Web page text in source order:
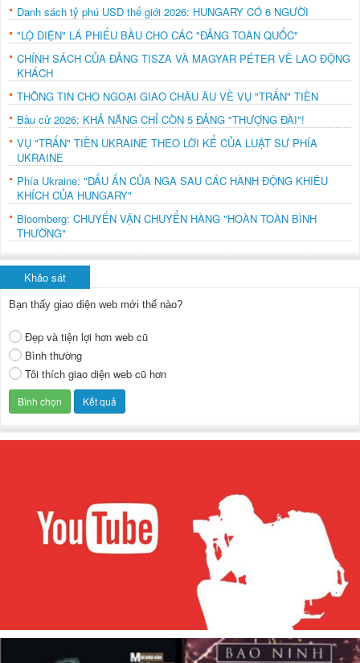
Danh sách tỷ phú USD thế giới 2026: HUNGARY CÓ 6 NGƯỜI
"LỘ DIỆN" LÁ PHIẾU BẦU CHO CÁC "ĐẢNG TOÀN QUỐC"
CHÍNH SÁCH CỦA ĐẢNG TISZA VÀ MAGYAR PÉTER VỀ LAO ĐỘNG
KHÁCH
THÔNG TIN CHO NGOẠI GIAO CHÂU ÂU VỀ VỤ "TRẤN" TIỀN
Bầu cử 2026: KHẢ NĂNG CHỈ CÒN 5 ĐẢNG "THƯỢNG ĐÀI"!
VỤ "TRẤN" TIỀN UKRAINE THEO LỜI KỂ CỦA LUẬT SƯ PHÍA
UKRAINE
Phía Ukraine: "DẤU ẤN CỦA NGA SAU CÁC HÀNH ĐỘNG KHIÊU
KHÍCH CỦA HUNGARY"
Bloomberg: CHUYẾN VẬN CHUYỂN HÀNG "HOÀN TOÀN BÌNH
THƯỜNG"
Khảo sát
Bạn thấy giao diện web mới thế nào?
Đẹp và tiện lợi hơn web cũ
Bình thường
Tôi thích giao diện web cũ hơn